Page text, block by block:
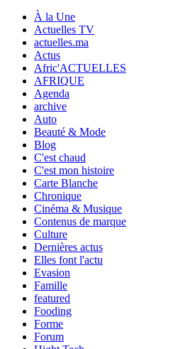
À la Une
Actuelles TV
actuelles.ma
Actus
Afric'ACTUELLES
AFRIQUE
Agenda
archive
Auto
Beauté & Mode
Blog
C'est chaud
C'est mon histoire
Carte Blanche
Chronique
Cinéma & Musique
Contenus de marque
Culture
Dernières actus
Elles font l'actu
Evasion
Famille
featured
Fooding
Forme
Forum